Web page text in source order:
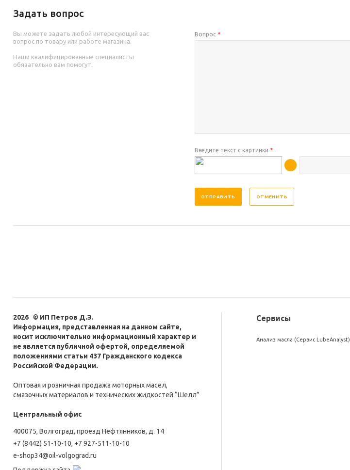
Задать вопрос
Вы можете задать любой интересующий вас
вопрос по товару или работе магазина.
Наши квалифицированные специалисты
обязательно вам помогут.
Вопрос *
Введите текст с картинки *
ОТМЕНИТЬ
2026 © ИП Петров Д.Э.
Информация, представленная на данном сайте,
носит исключительно информационный характер и
не является публичной офертой, определяемой
положениями статьи 437 Гражданского кодекса
Российской Федерации.
Оптовая и розничная продажа моторных масел,
смазочных материалов и технических жидкостей “Шелл”
Центральный офис
400075, Волгоград, проезд Нефтянников, д. 14
+7 (8442) 51-10-10, +7 927-511-10-10
e-shop34@oil-volgograd.ru
Сервисы
Анализ масла (Сервис LubeAnalyst)